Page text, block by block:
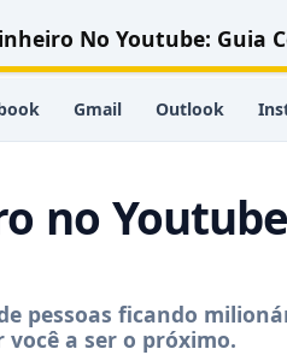
No Youtube: Guia
Gmail Outlook
no
pessoas ficando
a ser o próximo.